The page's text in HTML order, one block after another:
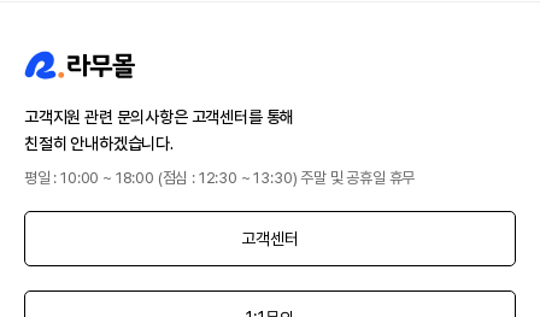
고객지원 관련 문의사항은 고객센터를 통해
친절히 안내하겠습니다.
평일 : 10:00 ~ 18:00 (점심 : 12:30 ~ 13:30) 주말 및 공휴일 휴무
고객센터